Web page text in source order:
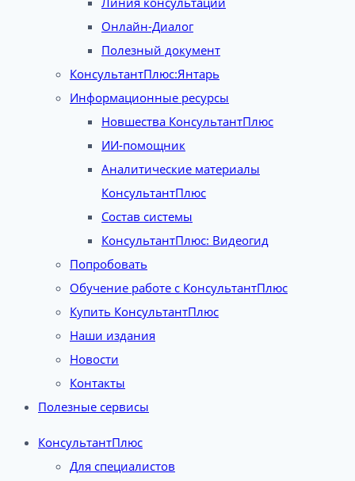
Онлайн-Диалог
Полезный документ
КонсультантПлюс:Янтарь
Информационные ресурсы
Новшества КонсультантПлюс
ИИ-помощник
Аналитические материалы
КонсультантПлюс
Состав системы
КонсультантПлюс: Видеогид
Попробовать
Обучение работе с КонсультантПлюс
Купить КонсультантПлюс
Наши издания
Новости
Контакты
Полезные сервисы
КонсультантПлюс
Для специалистов